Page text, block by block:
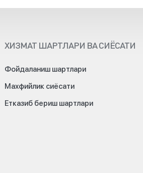
ХИЗМАТ ШАРТЛАРИ ВА СИЁСАТИ
Фойдаланиш шартлари
Махфийлик сиёсати
Етказиб бериш шартлари